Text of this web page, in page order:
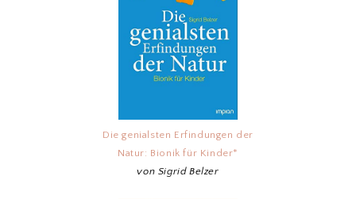
Die genialsten Erfindungen der
Natur: Bionik für Kinder*
von Sigrid Belzer